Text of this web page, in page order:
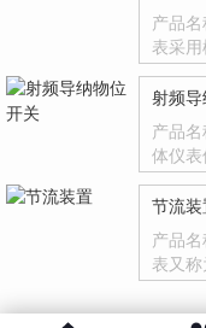
产品
表采用
射频
产品
体仪表
节流装
产品
表又称